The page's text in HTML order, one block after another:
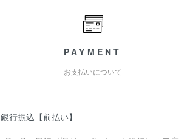
PAYMENT
お支払いについて
銀行振込【前払い】